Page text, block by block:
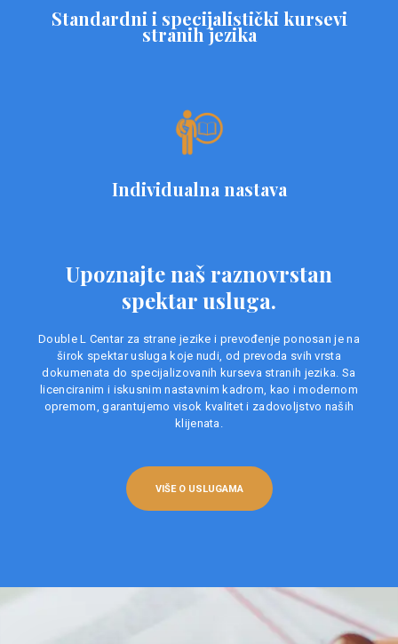
Standardni i specijalistički kursevi
stranih jezika
Individualna nastava
Upoznajte naš raznovrstan
spektar usluga.
Double L Centar za strane jezike i prevođenje ponosan je na
širok spektar usluga koje nudi, od prevoda svih vrsta
dokumenata do specijalizovanih kurseva stranih jezika. Sa
licenciranim i iskusnim nastavnim kadrom, kao i modernom
opremom, garantujemo visok kvalitet i zadovoljstvo naših
klijenata.
VIŠE O USLUGAMA